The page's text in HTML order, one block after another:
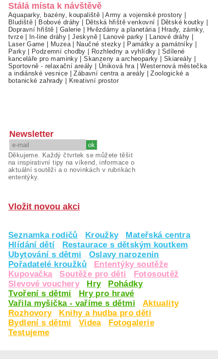
Stálá místa k návštěvě
Aquaparky, bazény, koupaliště |Army a vojenské prostory
Bludiště
Bobové dráhy Dětská hřiště venkovní Dětské koutky
Dopravní hřiště
Galerie Hvězdárny a planetária
Hrady, zámky,
tvrze| In-line dráhy |Jeskyně| Lanové parky Lanové dráhy
Laser Game
Muzea| Naučné stezky Památky a památníky
Parky| Podzemní chodby Rozhledny a vyhlídky
Sdílené
kanceláře pro maminky |Skanzeny a archeoparky Skiareály
Sportovně - relaxační areály
Úniková hra |Westernová městečka
a indiánské vesnice |Zábavní centra a areály |Zoologické a
botanické zahrady
Kreativní prostor
Newsletter
Děkujeme. Každý čtvrtek se můžete těšit
na inspirativní tipy na víkend, informace o
aktuální soutěži a o novinkách v rubrikách
ententýky.
Vložit novou akci
Seznamka rodičů Kroužky
Mateřská centra
Hlídání dětí
Restaurace s dětským koutkem
Ubytování s dětmi
Oslavy narozenin
Pořadatelé kroužků
Ententýky soutěže
Kupovačka
Soutěže pro děti
Fotosoutěž
Slevové vouchery
Hry
Pohádky
Tvoření s dětmi
Hry pro hravé
Vařila myšička - vaříme s dětmi
Aktuality
Rozhovory
Knihy a hudba pro děti
Bydlení s dětmi
Videa
Fotogalerie
Testujeme